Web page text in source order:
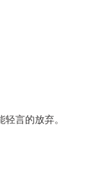
言的放弃。